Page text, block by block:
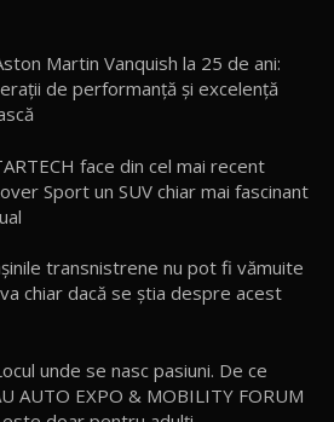
Co 01 / Test Drive AutoBlog.MD
Testat în Moldova / AutoBlog.MD
și Puternic Defender Testat în
Martin Vanquish la 25 de ani:
de performanță și excelență
face din cel mai recent
Sport un SUV chiar mai fascinant
transnistrene nu pot fi vămuite
chiar dacă se știa despre acest
unde se nasc pasiuni. De ce
AUTO EXPO & MOBILITY FORUM